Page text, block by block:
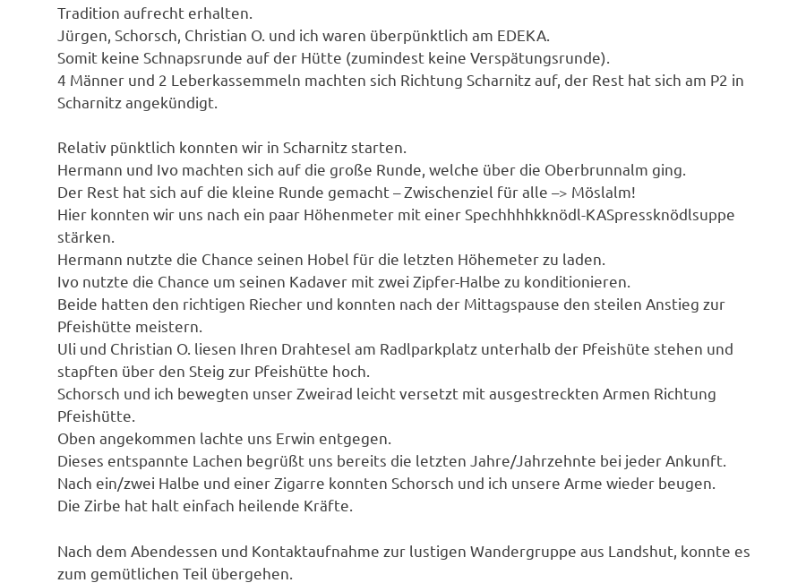
Tradition aufrecht erhalten.
Jürgen, Schorsch, Christian O. und ich waren überpünktlich am EDEKA.
Somit keine Schnapsrunde auf der Hütte (zumindest keine Verspätungsrunde).
4 Männer und 2 Leberkassemmeln machten sich Richtung Scharnitz auf, der Rest hat sich am P2 in
Scharnitz angekündigt.
Relativ pünktlich konnten wir in Scharnitz starten.
Hermann und Ivo machten sich auf die große Runde, welche über die Oberbrunnalm ging.
Der Rest hat sich auf die kleine Runde gemacht – Zwischenziel für alle –> Möslalm!
Hier konnten wir uns nach ein paar Höhenmeter mit einer Spechhhhkknödl-KASpressknödlsuppe
stärken.
Hermann nutzte die Chance seinen Hobel für die letzten Höhemeter zu laden.
Ivo nutzte die Chance um seinen Kadaver mit zwei Zipfer-Halbe zu konditionieren.
Beide hatten den richtigen Riecher und konnten nach der Mittagspause den steilen Anstieg zur
Pfeishütte meistern.
Uli und Christian O. liesen Ihren Drahtesel am Radlparkplatz unterhalb der Pfeishüte stehen und
stapften über den Steig zur Pfeishütte hoch.
Schorsch und ich bewegten unser Zweirad leicht versetzt mit ausgestreckten Armen Richtung
Pfeishütte.
Oben angekommen lachte uns Erwin entgegen.
Dieses entspannte Lachen begrüßt uns bereits die letzten Jahre/Jahrzehnte bei jeder Ankunft.
Nach ein/zwei Halbe und einer Zigarre konnten Schorsch und ich unsere Arme wieder beugen.
Die Zirbe hat halt einfach heilende Kräfte.
Nach dem Abendessen und Kontaktaufnahme zur lustigen Wandergruppe aus Landshut, konnte es
zum gemütlichen Teil übergehen.